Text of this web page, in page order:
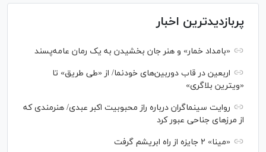
پربازدیدترین اخبار
«بامداد خمار» و هنر جان بخشیدن به یک رمان عامه‌پسند
اربعین در قاب دوربین‌های خودنما/ از «طی طریق» تا
«ویترین بلاگری»
روایت سینماگران درباره راز محبوبیت اکبر عبدی/ هنرمندی که
از مرزهای جناحی عبور کرد
«مینا» ۲ جایزه از راه ابریشم گرفت